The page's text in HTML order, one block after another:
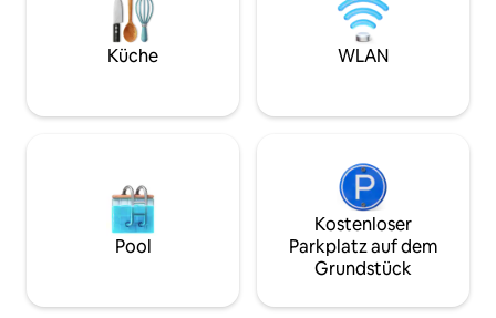
einem Gebäude aus dem Jahr 1925 in
der Innenstadt von Greensboro. Sie ist
teilweise unterirdisch und bietet ein
der Innenstadt.
Holzarbeiten für
rustikales
mit einer
in einem ruhigen
Küche WLAN
Pool
Kostenloser
Parkplatz auf dem
Grundstück